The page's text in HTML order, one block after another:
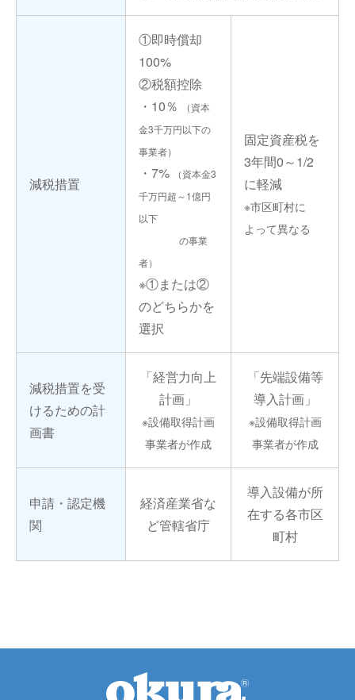
減税措置
①即時償却
100%
②税額控除
・10％
（資本
金3千万円以下の
事業者）
・7%
（資本金3
千万円超～1億円
以下
の事業
者）
※①または②
のどちらかを
選択
固定資産税を
3年間0～1/2
に軽減
※市区町村に
よって異なる
減税措置を受
けるための計
画書
「経営力向上
計画」
※設備取得計画
事業者が作成
「先端設備等
導入計画」
※設備取得計画
事業者が作成
申請・認定機
関
経済産業省な
ど管轄省庁
導入設備が所
在する各市区
町村